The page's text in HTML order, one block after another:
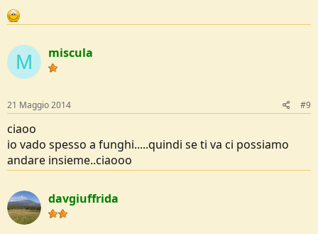
M miscula
21 Maggio 2014 #9
ciaoo
io vado spesso a funghi.....quindi se ti va ci possiamo
andare insieme..ciaooo
davgiuffrida